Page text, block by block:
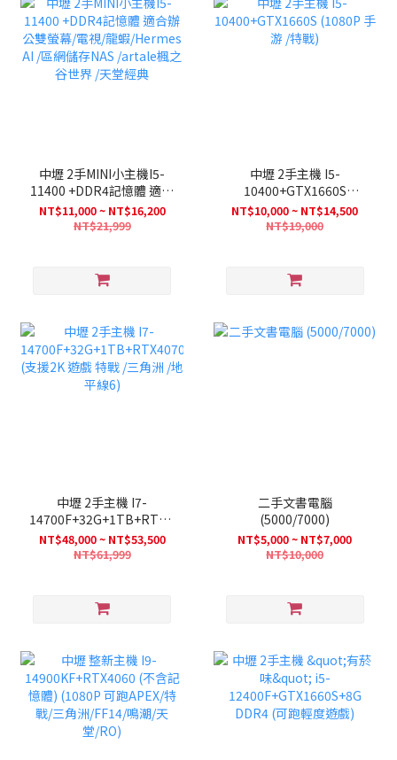
中壢 2手MINI小主機I5-
11400 +DDR4記憶體 適合
辦公雙螢幕/電視/龍
蝦/Hermes AI /區網儲存
NT$11,000 ~ NT$16,200
NT$21,999
中壢 2手主機 I5-
10400+GTX1660S
(1080P 手游 /特戰)
NT$10,000 ~ NT$14,500
NT$19,000
中壢 2手主機 I7-
14700F+32G+1TB+RTX4070S
(支援2K 遊戲 特戰 /三角洲
/地平線6)
NT$48,000 ~ NT$53,500
NT$61,999
二手文書電腦
(5000/7000)
NT$5,000 ~ NT$7,000
NT$10,000